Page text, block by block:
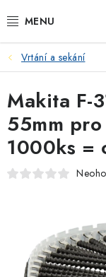
na
AKU NÁŘADÍ
ELEKTRICKÉ NÁŘADÍ
PŘÍSLUŠENSTVÍ
MĚŘÍCÍ TECHNIKA
ZAHRADNÍ
Vrtání a sekání
Makita F-
55mm
1000ks =